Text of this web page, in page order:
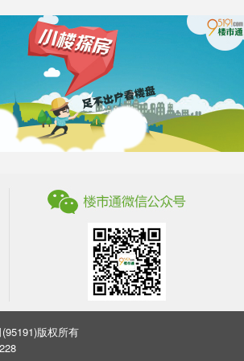
版权所有